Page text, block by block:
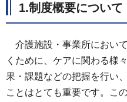
1.制度概要について
介護施設・事業所におい
くために、ケアに関わる様
果・課題などの把握を行い
ことはとても重要です。こ